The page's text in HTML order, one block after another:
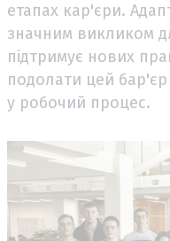
етапах кар'єри.
значним викликом
підтримує нових
подолати цей бар'єр
у робочий процес.